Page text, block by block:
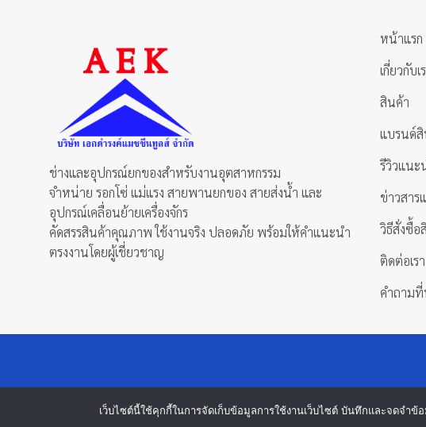
ช่างและอุปกรณ์ยกของสำหรับงานอุตสาหกรรม
จำหน่าย รอกโซ่ แม่แรง สายพานยกของ สายส่งน้ำ และ
อุปกรณ์เคลื่อนย้ายเครื่องจักร
คัดสรรสินค้าคุณภาพ ใช้งานจริง ปลอดภัย พร้อมให้คำแนะนำ
ตรงงานโดยผู้เชี่ยวชาญ
หน้าแรก
เกี่ยวกับเ
สินค้า
แบรนด์
รีวิวแนะ
ข่าวสาร
วิธีสั่งซื้อ
ติดต่อเรา
คำถาม
เว็บไซต์นี้ใช้คุกกี้ในการจัดเก็บข้อมูลการใช้งานเว็บไซต์ บันทึกและจดจำ